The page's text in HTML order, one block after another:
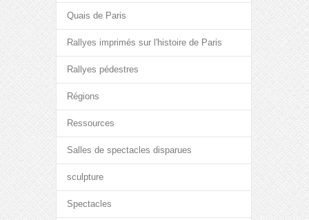
Quais de Paris
Rallyes imprimés sur l'histoire de Paris
Rallyes pédestres
Régions
Ressources
Salles de spectacles disparues
sculpture
Spectacles